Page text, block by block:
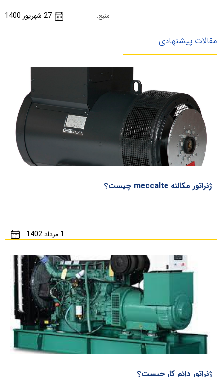
27 شهریور 1400 منبع:
مقالات پیشنهادی
ژنراتور مکالته meccalte چیست؟
1 مرداد 1402
ژنراتور دائم کار چیست؟